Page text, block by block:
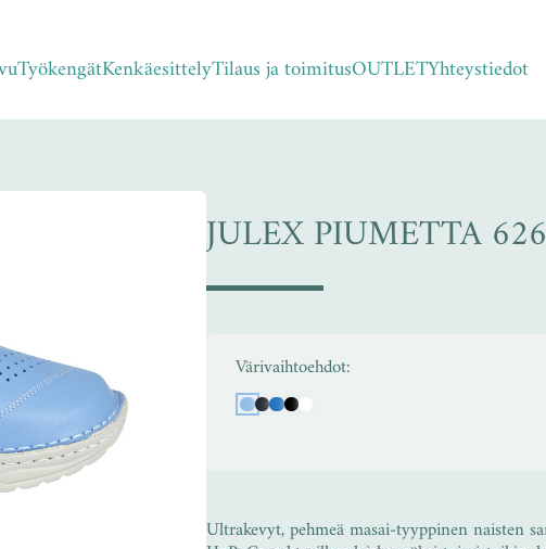
TyökengätKenkäesittelyTilaus ja toimitusOUTLETYhteystiedot
JULEX PIUMETTA
Värivaihtoehdot:
Ultrakevyt, pehmeä masai-tyyppinen naisten